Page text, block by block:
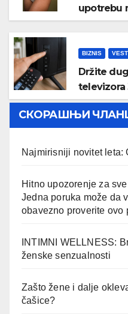
upotrebu
BIZNIS
Držite
televizora
služi i
СКОРАШЊИ
Najmirisniji novitet leta:
Hitno upozorenje za
Jedna poruka može da
obavezno proverite ovo
INTIMNI WELLNESS:
ženske senzualnosti
Zašto žene i dalje
čašice?